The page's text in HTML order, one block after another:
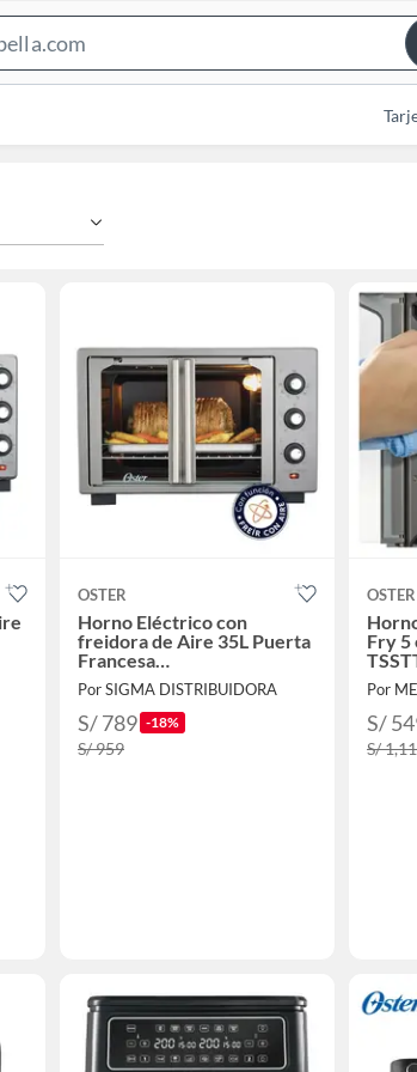
Bar
OSTER
Horno Eléctrico con
freidora de Aire 35L Puerta
Francesa
TSSTTV35FDMAFNS
Por SIGMA DISTRIBUIDORA
S/ 789 -18%
S/ 959
OSTER
Fry 5
Por
S/
S/